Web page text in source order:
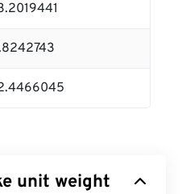
unit weight